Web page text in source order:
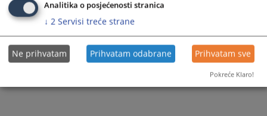
Analitika o posjećenosti stranica
↓ 2 Servisi treće strane
Ne prihvatam Prihvatam odabrane Prihvatam sve
Pokreće Klaro!